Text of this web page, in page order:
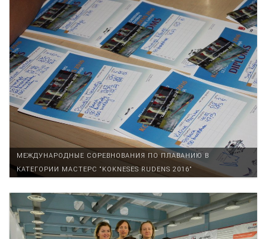
МЕЖДУНАРОДНЫЕ СОРЕВНОВАНИЯ ПО ПЛАВАНИЮ В
КАТЕГОРИИ МАСТЕРС “KOKNESES RUDENS 2016”